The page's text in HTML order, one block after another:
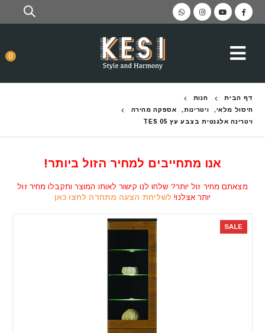
0
דף הבית
חנות
חיסול מלאי
ויטרינות
אספקה מהירה
ויטרינה אלגנטית בצבע עץ TES 05
אנו מתחייבים למחיר הזול ביותר!
מצאתם מחיר זול יותר? שלחו לנו קישור לאותו המוצר ותקבלו מחיר זול
יותר אצלנו! לשליחת הצעה מתחרה לחצו כאן
SALE